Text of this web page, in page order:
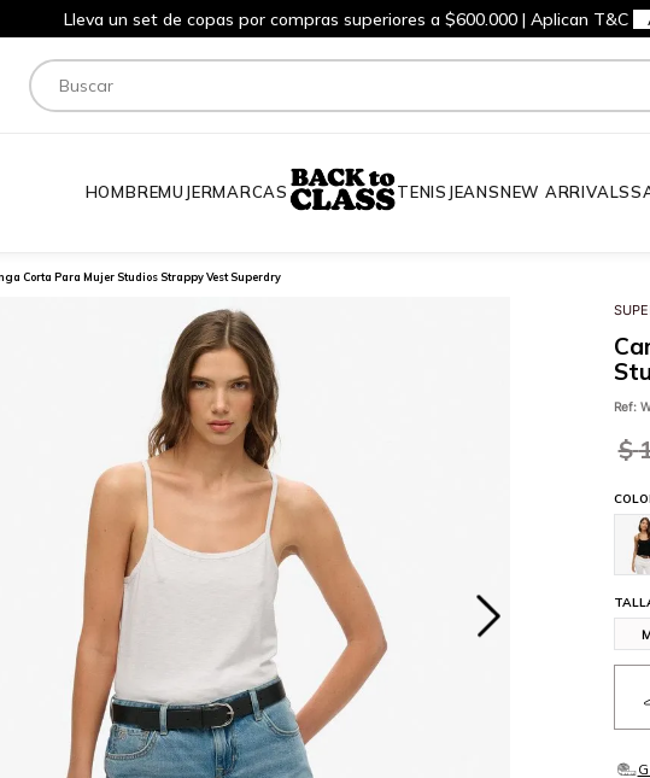
Lleva un set de copas por compras superiores a $600.000 | Aplican T&C
Buscar
HOMBREMUJERMARCAS TENIS JEANSNEW ARRIVALS
Corta Para Mujer Studios Strappy Vest Superdry
Ref:
$